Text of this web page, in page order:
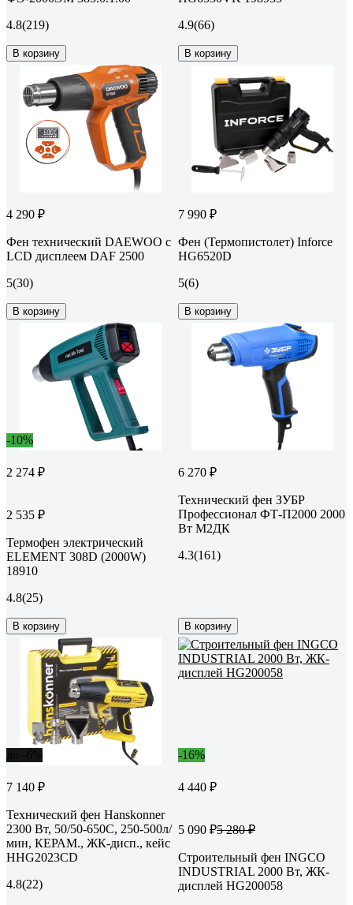
4.8(219)
В корзину
4.9(66)
В корзину
4 290 ₽
Фен технический DAEWOO с
LCD дисплеем DAF 2500
5(30)
В корзину
7 990 ₽
Фен (Термопистолет) Inforce
HG6520D
5(6)
В корзину
-10%
2 274 ₽
2 535 ₽
Термофен электрический
ELEMENT 308D (2000W)
18910
4.8(25)
В корзину
6 270 ₽
Технический фен ЗУБР
Профессионал ФТ-П2000 2000
Вт М2ДК
4.3(161)
В корзину
7 140 ₽
Технический фен Hanskonner
2300 Вт, 50/50-650C, 250-500л/
мин, КЕРАМ., ЖК-дисп., кейс
HHG2023CD
4.8(22)
-16%
4 440 ₽
5 090 ₽5 280 ₽
Строительный фен INGCO
INDUSTRIAL 2000 Вт, ЖК-
дисплей HG200058